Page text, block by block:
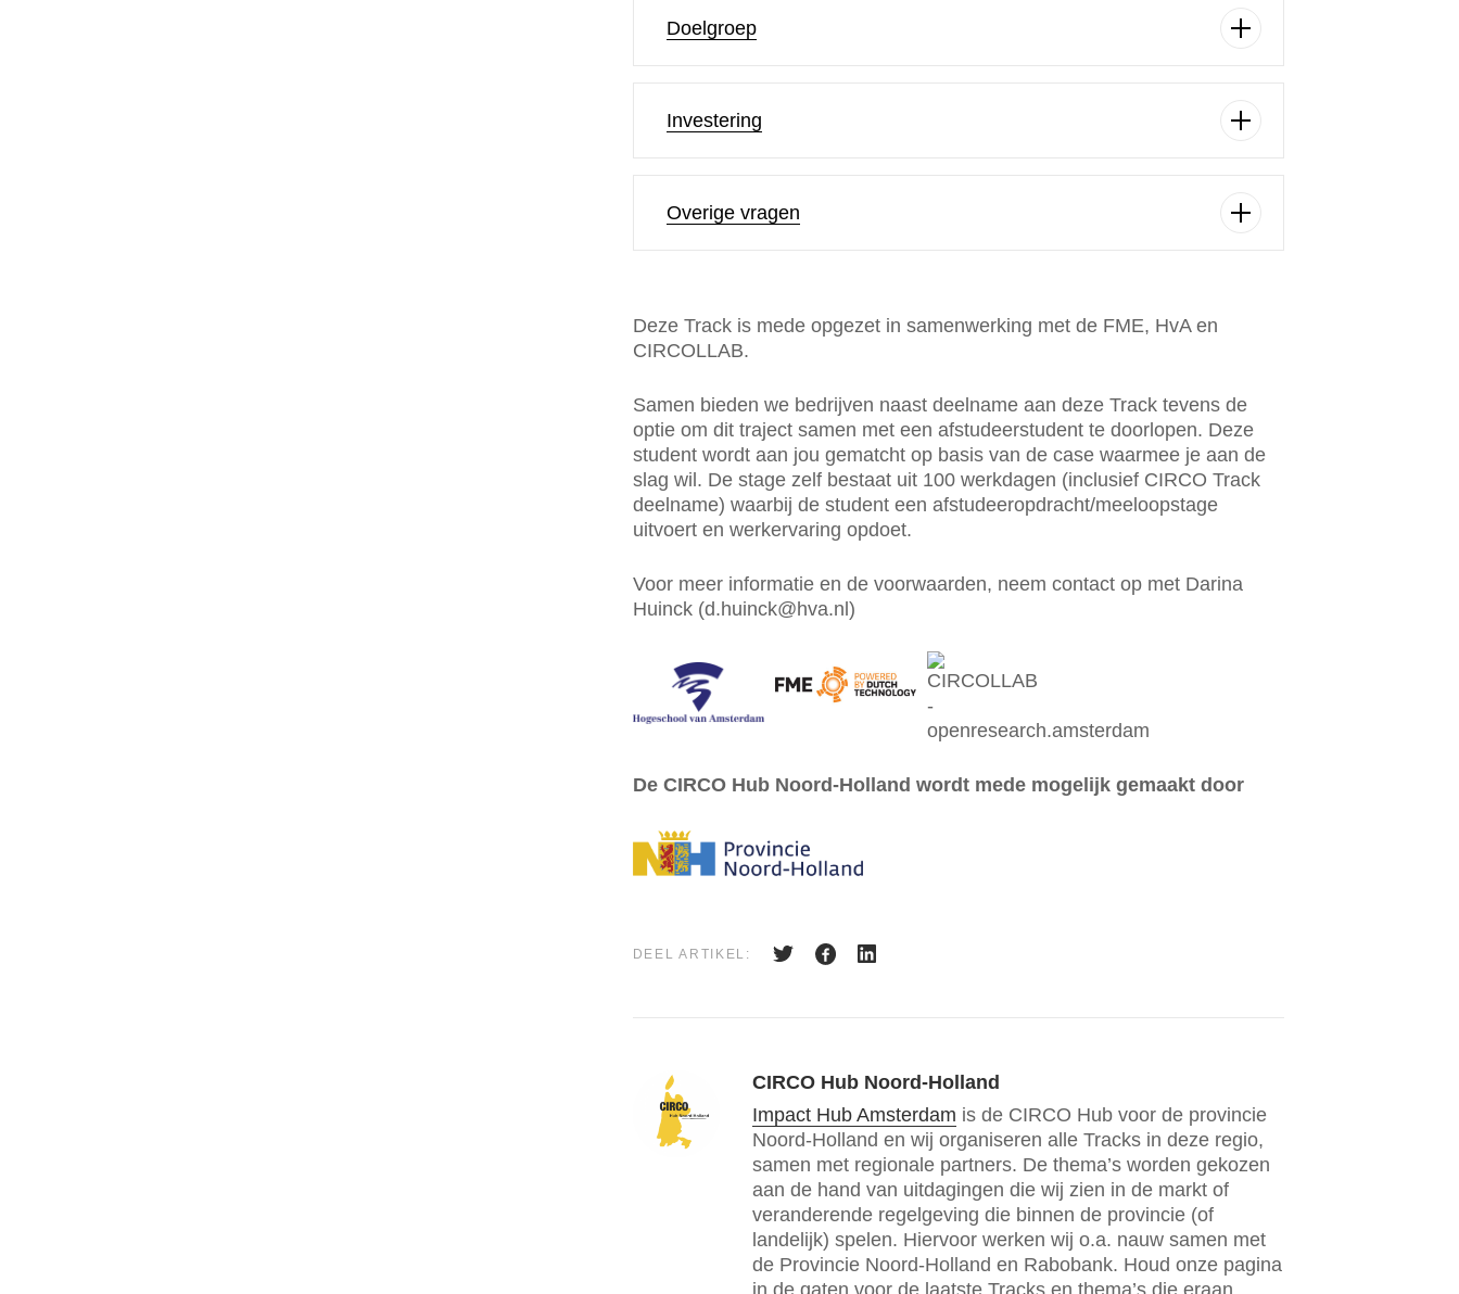
Doelgroep
Investering
Overige vragen
Deze Track is mede opgezet in samenwerking met de FME, HvA en
CIRCOLLAB.
Samen bieden we bedrijven naast deelname aan deze Track tevens de
optie om dit traject samen met een afstudeerstudent te doorlopen. Deze
student wordt aan jou gematcht op basis van de case waarmee je aan de
slag wil. De stage zelf bestaat uit 100 werkdagen (inclusief CIRCO Track
deelname) waarbij de student een afstudeeropdracht/meeloopstage
uitvoert en werkervaring opdoet.
Voor meer informatie en de voorwaarden, neem contact op met Darina
Huinck (d.huinck@hva.nl)
De CIRCO Hub Noord-Holland wordt mede mogelijk gemaakt door
DEEL ARTIKEL:
CIRCO Hub Noord-Holland
Impact Hub Amsterdam is de CIRCO Hub voor de provincie
Noord-Holland en wij organiseren alle Tracks in deze regio,
samen met regionale partners. De thema’s worden gekozen
aan de hand van uitdagingen die wij zien in de markt of
veranderende regelgeving die binnen de provincie (of
landelijk) spelen. Hiervoor werken wij o.a. nauw samen met
de Provincie Noord-Holland en Rabobank. Houd onze pagina
in de gaten voor de laatste Tracks en thema’s die eraan